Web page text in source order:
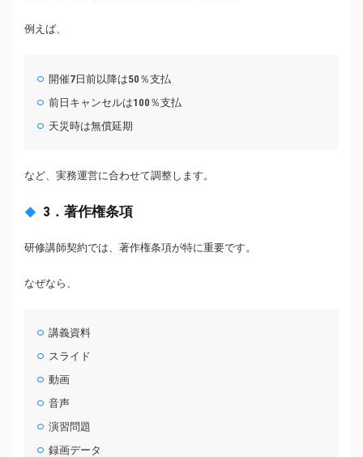
例えば、
開催7日前以降は50％支払
前日キャンセルは100％支払
天災時は無償延期
など、実務運営に合わせて調整します。
3．著作権条項
研修講師契約では、著作権条項が特に重要です。
なぜなら、
講義資料
スライド
動画
音声
演習問題
録画データ